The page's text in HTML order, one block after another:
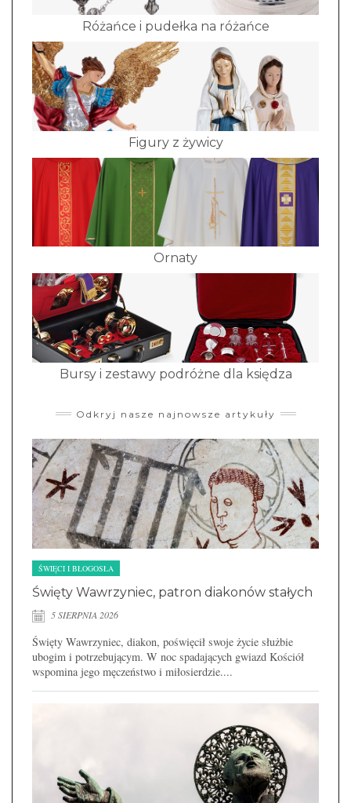
Różańce i pudełka na różańce
Figury z żywicy
Ornaty
Bursy i zestawy podróżne dla księdza
Odkryj nasze najnowsze artykuły
ŚWIĘCI I BŁOGOSŁA
Święty Wawrzyniec, patron diakonów stałych
5 SIERPNIA 2026
Święty Wawrzyniec, diakon, poświęcił swoje życie służbie
ubogim i potrzebującym. W noc spadających gwiazd Kościół
wspomina jego męczeństwo i miłosierdzie....